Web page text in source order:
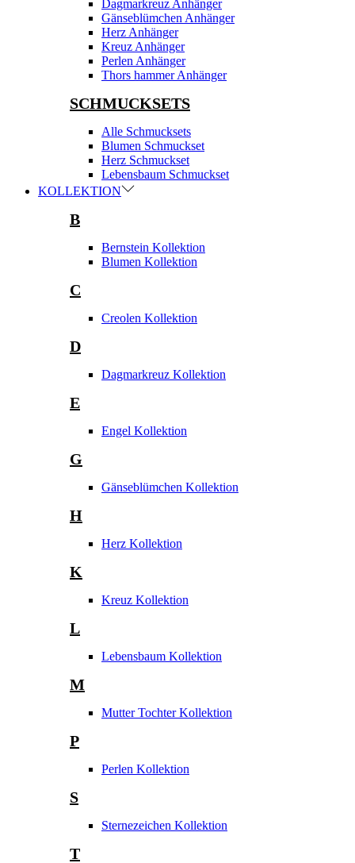
Dagmarkreuz Anhänger
Gänseblümchen Anhänger
Herz Anhänger
Kreuz Anhänger
Perlen Anhänger
Thors hammer Anhänger
SCHMUCKSETS
Alle Schmucksets
Blumen Schmuckset
Herz Schmuckset
Lebensbaum Schmuckset
KOLLEKTION
B
Bernstein Kollektion
Blumen Kollektion
C
Creolen Kollektion
D
Dagmarkreuz Kollektion
E
Engel Kollektion
G
Gänseblümchen Kollektion
H
Herz Kollektion
K
Kreuz Kollektion
L
Lebensbaum Kollektion
M
Mutter Tochter Kollektion
P
Perlen Kollektion
S
Sternezeichen Kollektion
T